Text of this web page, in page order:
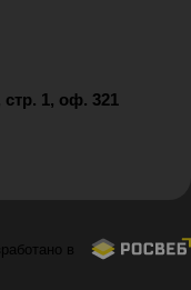
стр. 1, оф. 321
в